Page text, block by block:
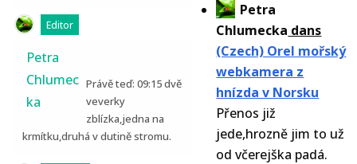
Petra
Chlumecka dans
(Czech) Orel mořský
webkamera z
hnízda v Norsku
Přenos již
jede,hrozně jim to už
od včerejška padá.
Editor
Petra
Chlumec
ka
Právě teď: 09:15 dvě
veverky
zblízka,jedna na
krmítku,druhá v dutině stromu.